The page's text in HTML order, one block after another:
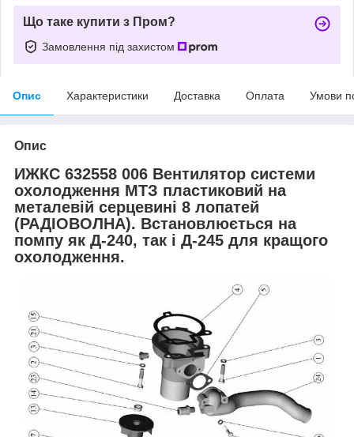
Що таке купити з Пром?
Замовлення під захистом
Опис Характеристики Доставка Оплата Умови
Опис
ИЖКС 632558 006 Вентилятор системи
охолодження МТЗ пластиковий на
металевій серцевині 8 лопатей
(РАДІОВОЛНА). Встановлюється на
помпу як Д-240, так і Д-245 для кращого
охолодження.